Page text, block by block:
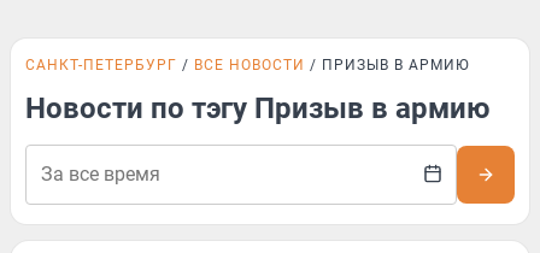
САНКТ-ПЕТЕРБУРГ ВСЕ НОВОСТИ ПРИЗЫВ В АРМИЮ
Новости по тэгу Призыв в армию